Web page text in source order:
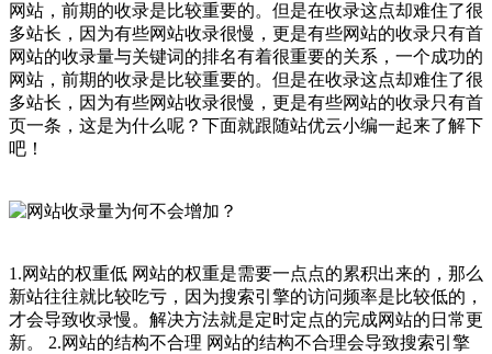
网站，前期的收录是比较重要的。但是在收录这点却难住了很
多站长，因为有些网站收录很慢，更是有些网站的收录只有首
网站的收录量与关键词的排名有着很重要的关系，一个成功的
网站，前期的收录是比较重要的。但是在收录这点却难住了很
多站长，因为有些网站收录很慢，更是有些网站的收录只有首
页一条，这是为什么呢？下面就跟随站优云小编一起来了解下
吧！
1.网站的权重低 网站的权重是需要一点点的累积出来的，那么
新站往往就比较吃亏，因为搜索引擎的访问频率是比较低的，
才会导致收录慢。解决方法就是定时定点的完成网站的日常更
新。 2.网站的结构不合理 网站的结构不合理会导致搜索引擎